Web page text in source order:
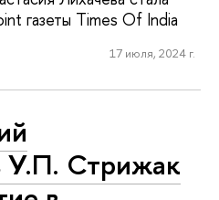
газеты Times Of India
17 июля, 2024 г.
У.П. Стрижак